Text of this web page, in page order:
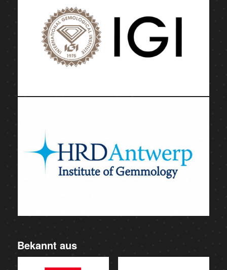
Bekannt aus